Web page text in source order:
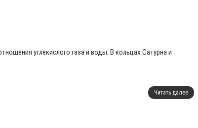
углекислого газа и воды. В кольцах Сатурна и
Читать далее